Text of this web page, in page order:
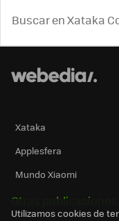
Xataka
Applesfera
Mundo Xiaomi
Otras publicaciones
Utilizamos cookies de